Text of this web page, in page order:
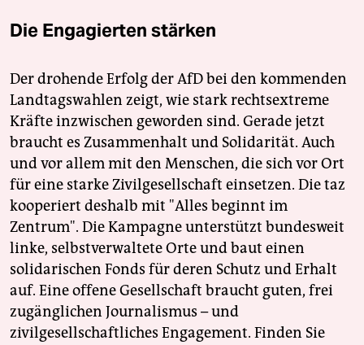
Die Engagierten stärken
Der drohende Erfolg der AfD bei den kommenden
Landtagswahlen zeigt, wie stark rechtsextreme
Kräfte inzwischen geworden sind. Gerade jetzt
braucht es Zusammenhalt und Solidarität. Auch
und vor allem mit den Menschen, die sich vor Ort
für eine starke Zivilgesellschaft einsetzen. Die taz
kooperiert deshalb mit "Alles beginnt im
Zentrum". Die Kampagne unterstützt bundesweit
linke, selbstverwaltete Orte und baut einen
solidarischen Fonds für deren Schutz und Erhalt
auf. Eine offene Gesellschaft braucht guten, frei
zugänglichen Journalismus – und
zivilgesellschaftliches Engagement. Finden Sie